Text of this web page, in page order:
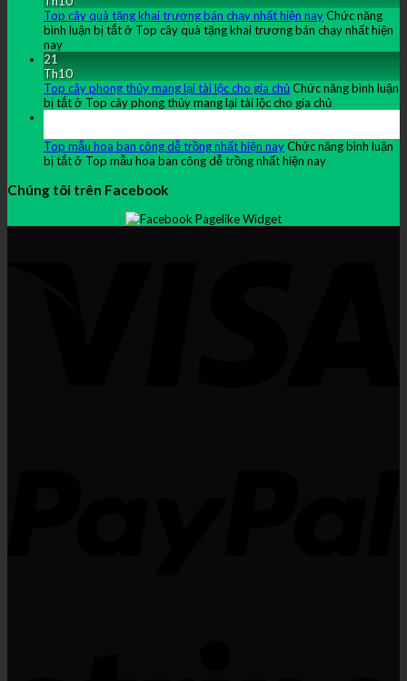
Top cây quà tặng khai trương bán chạy nhất hiện nayChức năng
bình luận bị tắtở Top cây quà tặng khai trương bán chạy nhất hiện
nay
21
Th10
Top cây phong thủy mang lại tài lộc cho gia chủChức năng bình luận
bị tắtở Top cây phong thủy mang lại tài lộc cho gia chủ
Top mẫu hoa ban công dễ trồng nhất hiện nayChức năng bình luận
bị tắtở Top mẫu hoa ban công dễ trồng nhất hiện nay
Chúng tôi trên Facebook